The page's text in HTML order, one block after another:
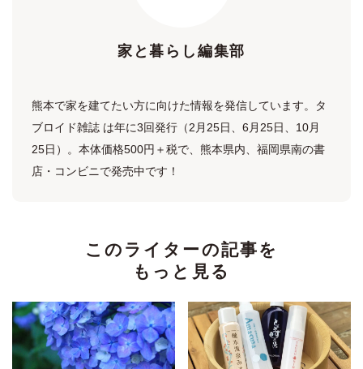
家と暮らし編集部
熊本で家を建てたい方に向けた情報を発信しています。タ
ブロイド雑誌 は年に3回発行（2月25日、6月25日、10月
25日）。本体価格500円＋税で、熊本県内、福岡県南の書
店・コンビニで発売中です！
このライターの記事を
もっと見る